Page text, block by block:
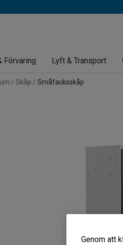
Förvaring Lyft & Transport
Skåp
Småfacksskåp
Genom att